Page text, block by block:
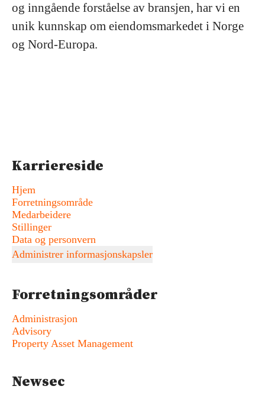
og inngående forståelse av bransjen, har vi en
unik kunnskap om eiendomsmarkedet i Norge
og Nord-Europa.
Karriereside
Hjem
Forretningsområde
Medarbeidere
Stillinger
Data og personvern
Administrer informasjonskapsler
Forretningsområder
Administrasjon
Advisory
Property Asset Management
Newsec